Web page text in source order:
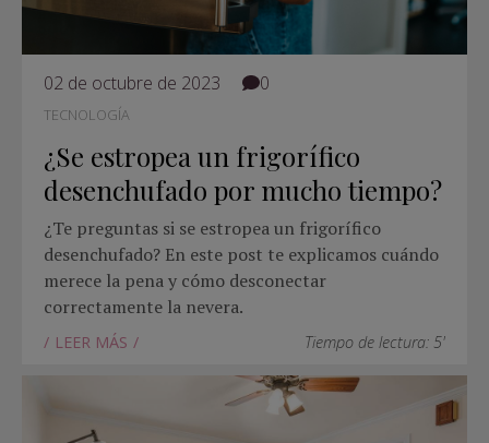
02 de octubre de 2023 0
TECNOLOGÍA
¿Se estropea un frigorífico
desenchufado por mucho tiempo?
¿Te preguntas si se estropea un frigorífico
desenchufado? En este post te explicamos cuándo
merece la pena y cómo desconectar
correctamente la nevera.
LEER MÁS Tiempo de lectura: 5'